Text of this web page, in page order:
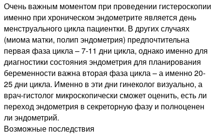
Очень важным моментом при проведении гистероскопии
именно при хроническом эндометрите является день
менструального цикла пациентки. В других случаях
(миома матки, полип эндометрия) предпочтительна
первая фаза цикла – 7-11 дни цикла, однако именно для
диагностики состояния эндометрия для планирования
беременности важна вторая фаза цикла – а именно 20-
25 дни цикла. Именно в эти дни гинеколог визуально, а
врач-гистолог микроскопически сможет оценить, есть ли
переход эндометрия в секреторную фазу и полноценен
ли эндометрий.
Возможные последствия